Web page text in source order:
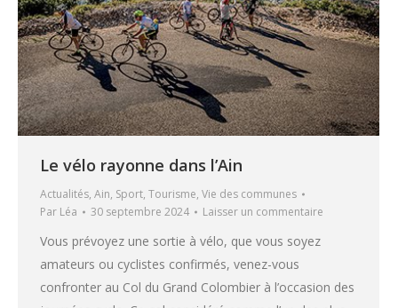
Le vélo rayonne dans l’Ain
Actualités, Ain, Sport, Tourisme, Vie des communes
Par Léa 30 septembre 2024 Laisser un commentaire
Vous prévoyez une sortie à vélo, que vous soyez
amateurs ou cyclistes confirmés, venez-vous
confronter au Col du Grand Colombier à l’occasion des